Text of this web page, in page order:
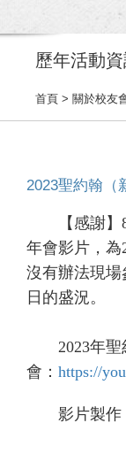
歷年活動
首頁 > 關於校友
2023聖約翰（
【感謝】
年會影片，為
沒有辦法現
日的盛況。
2023年聖
會： https://
影片製作